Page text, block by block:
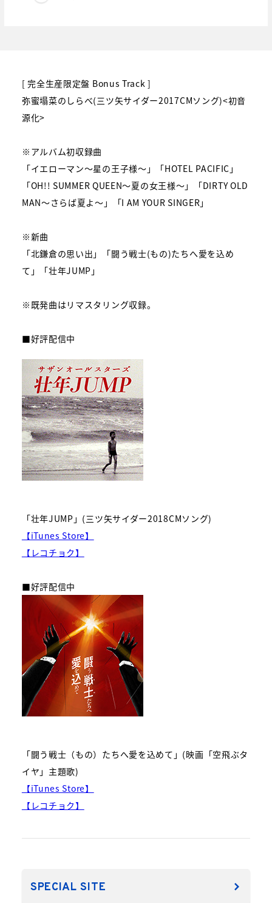
[ 完全生産限定盤 Bonus Track ]
弥蜜塌菜のしらべ(三ツ矢サイダー2017CMソング)<初音
源化>
※アルバム初収録曲
「イエローマン～星の王子様～」「HOTEL PACIFIC」
「OH!! SUMMER QUEEN～夏の女王様～」「DIRTY OLD
MAN～さらば夏よ～」「I AM YOUR SINGER」
※新曲
「北鎌倉の思い出」「闘う戦士(もの)たちへ愛を込め
て」「壮年JUMP」
※既発曲はリマスタリング収録。
■好評配信中
「壮年JUMP」(三ツ矢サイダー2018CMソング)
【iTunes Store】
【レコチョク】
■好評配信中
「闘う戦士（もの）たちへ愛を込めて」(映画「空飛ぶタ
イヤ」主題歌)
【iTunes Store】
【レコチョク】
SPECIAL SITE